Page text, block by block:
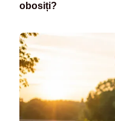
obosiți?